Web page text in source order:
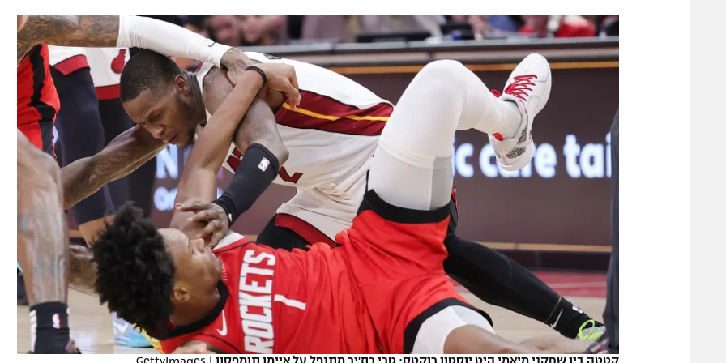
תקנון משתתפים וזוכים בפרסים
תקנון עבור פעילות אלקטרה
תקנון עבור פעילות ספורט 1 – "מרלן"
טניס
גיימינג E-Sports
תנאי שימוש
רשיון להקרנה פומבית לבית עסק
הצטרפות לחבילת הערוצים
לוח דרושים – ג'ובנט
הפועל תל אביב
הפועל חיפה
הפועל באר שבע
מכבי נתניה
בני יהודה
ליגה סינית
ליגה ברזילאית
ליגות נוספות
קטטה בין שחקני מיאמי היט יוסטון רוקטס: טרי רוז'יר מתנפל על איימן תומפסון |
GettyImages